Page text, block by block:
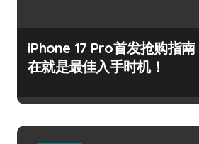
iPhone 17 Pro首发抢购指南
在就是最佳入手时机！